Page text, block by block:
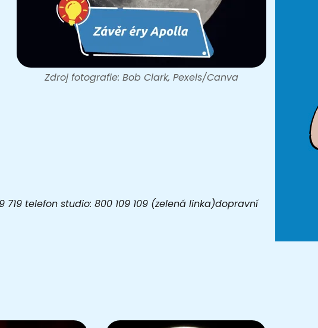
Zdroj fotografie: Bob Clark, Pexels/Canva
telefon studio: 800 109 109 (zelená linka)dopravní